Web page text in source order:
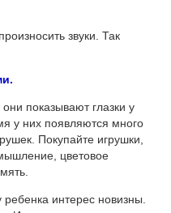
звуки. Так
показывают глазки у
у них появляются много
Покупайте игрушки,
цветовое
интерес новизны.